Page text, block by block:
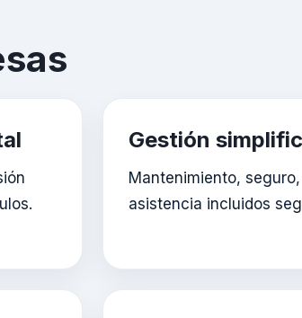
Gestión
Mantenimiento,
asistencia incluidos